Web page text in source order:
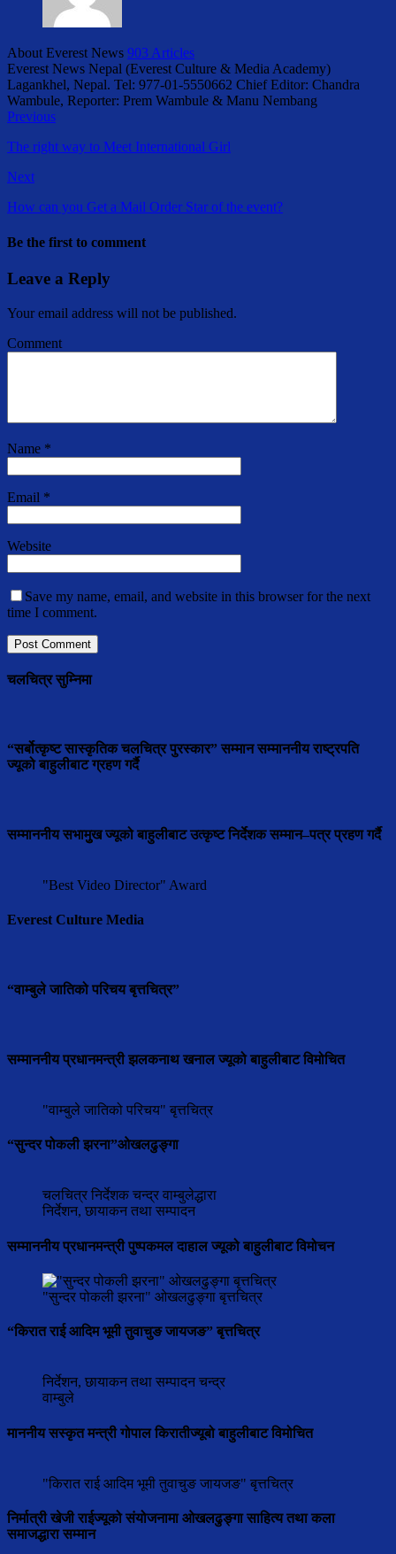
About Everest News 903 Articles
Everest News Nepal (Everest Culture & Media Academy)
Lagankhel, Nepal. Tel: 977-01-5550662 Chief Editor: Chandra
Wambule, Reporter: Prem Wambule & Manu Nembang
Previous
The right way to Meet International Girl
Next
How can you Get a Mail Order Star of the event?
Be the first to comment
Leave a Reply
Your email address will not be published.
Comment
Name *
Email *
Website
Save my name, email, and website in this browser for the next
time I comment.
चलचित्र सुम्निमा
“सर्बोत्कृष्ट सास्कृतिक चलचित्र पुरस्कार” सम्मान सम्माननीय राष्ट्रपति
ज्यूको बाहुलीबाट ग्रहण गर्दै
सम्माननीय सभामुुख ज्यूको बाहुलीबाट उत्कृष्ट निर्देशक सम्मान–पत्र प्रहण गर्दै
"Best Video Director" Award
Everest Culture Media
“वाम्बुले जातिको परिचय बृत्तचित्र”
सम्माननीय प्रधानमन्त्री झलकनाथ खनाल ज्यूको बाहुलीबाट विमोचित
"वाम्बुले जातिको परिचय" बृत्तचित्र
“सुन्दर पोकली झरना”ओखलढुङ्गा
चलचित्र निर्देशक चन्द्र वाम्बुलेद्धारा
निर्देशन, छायाकन तथा सम्पादन
सम्माननीय प्रधानमन्त्री पुष्पकमल दाहाल ज्यूको बाहुलीबाट विमोचन
"सुन्दर पोकली झरना" ओखलढुङ्गा बृत्तचित्र
“किरात राई आदिम भूमी तुवाचुङ जायजङ” बृत्तचित्र
निर्देशन, छायाकन तथा सम्पादन चन्द्र
वाम्बुले
माननीय सस्कृत मन्त्री गोपाल किरातीज्यूबो बाहुलीबाट विमोचित
"किरात राई आदिम भूमी तुवाचुङ जायजङ" बृत्तचित्र
निर्मात्री खेजी राईज्यूको संयोजनामा ओखलढुङ्गा साहित्य तथा कला
समाजद्धारा सम्मान